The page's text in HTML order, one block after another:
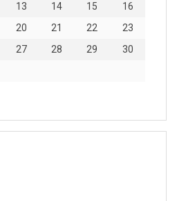
13 14 15
16
20 21 22
23
27 28 29
30